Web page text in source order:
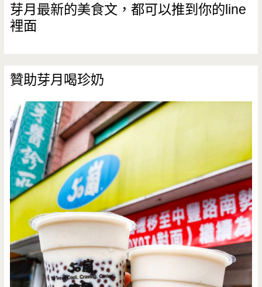
玩
跟
追
雞？？？
（邀
約）
芽月最新的美食文，都可以推到你的line
裡面
贊助芽月喝珍奶